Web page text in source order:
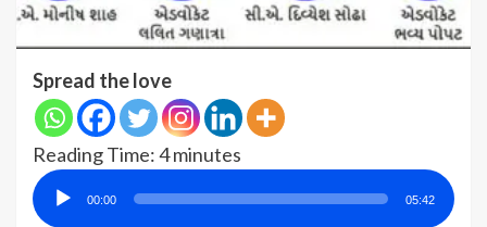
Spread the love
Reading Time:4minutes
Audio
Player
00:00 05:42